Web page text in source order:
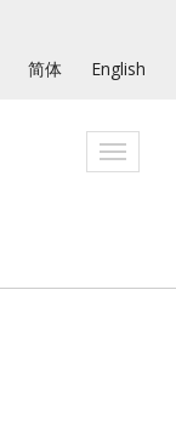
简体 English
Toggle